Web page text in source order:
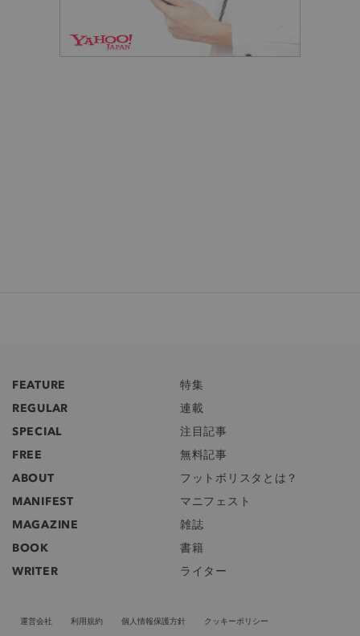
FEATURE
特集
REGULAR
連載
SPECIAL
注目記事
FREE
無料記事
ABOUT
フットボリスタとは？
MANIFEST
マニフェスト
MAGAZINE
雑誌
BOOK
書籍
WRITER
ライター
運営会社 利用規約 個人情報保護方針
クッキーポリシー